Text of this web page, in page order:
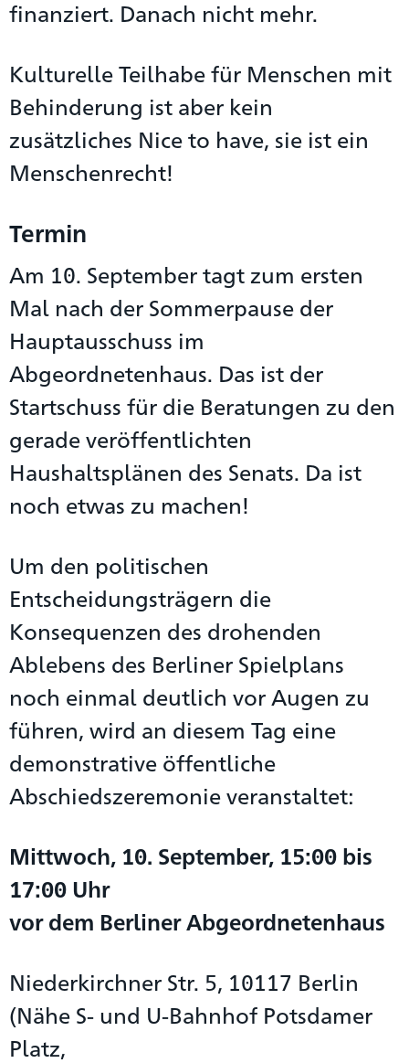
finanziert. Danach nicht mehr.
Kulturelle Teilhabe für Menschen mit
Behinderung ist aber kein
zusätzliches Nice to have, sie ist ein
Menschenrecht!
Termin
Am 10. September tagt zum ersten
Mal nach der Sommerpause der
Hauptausschuss im
Abgeordnetenhaus. Das ist der
Startschuss für die Beratungen zu den
gerade veröffentlichten
Haushaltsplänen des Senats. Da ist
noch etwas zu machen!
Um den politischen
Entscheidungsträgern die
Konsequenzen des drohenden
Ablebens des Berliner Spielplans
noch einmal deutlich vor Augen zu
führen, wird an diesem Tag eine
demonstrative öffentliche
Abschiedszeremonie veranstaltet:
Mittwoch, 10. September, 15:00 bis
17:00 Uhr
vor dem Berliner Abgeordnetenhaus
Niederkirchner Str. 5, 10117 Berlin
(Nähe S- und U-Bahnhof Potsdamer
Platz,